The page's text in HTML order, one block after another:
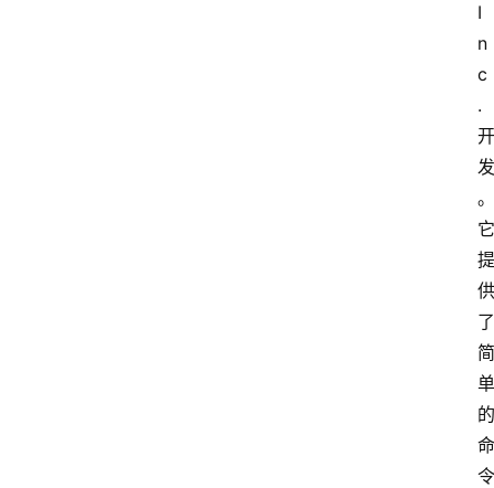
I
n
c
.
开
发
。
它
提
供
了
简
单
的
命
令